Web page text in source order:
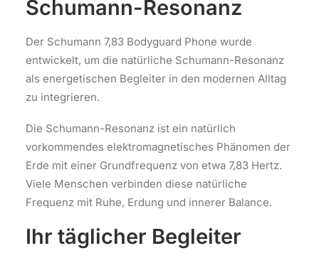
Schumann-Resonanz
Der Schumann 7,83 Bodyguard Phone wurde
entwickelt, um die natürliche Schumann-Resonanz
als energetischen Begleiter in den modernen Alltag
zu integrieren.
Die Schumann-Resonanz ist ein natürlich
vorkommendes elektromagnetisches Phänomen der
Erde mit einer Grundfrequenz von etwa 7,83 Hertz.
Viele Menschen verbinden diese natürliche
Frequenz mit Ruhe, Erdung und innerer Balance.
Ihr täglicher Begleiter